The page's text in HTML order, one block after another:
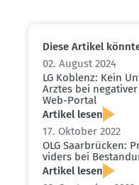
Diese Artikel
02. August 2024
LG Koblenz: Kein
Arztes bei
Web-Portal
Artikel lesen
17. Oktober 2022
OLG Saarbrücken:
viders bei
Artikel lesen